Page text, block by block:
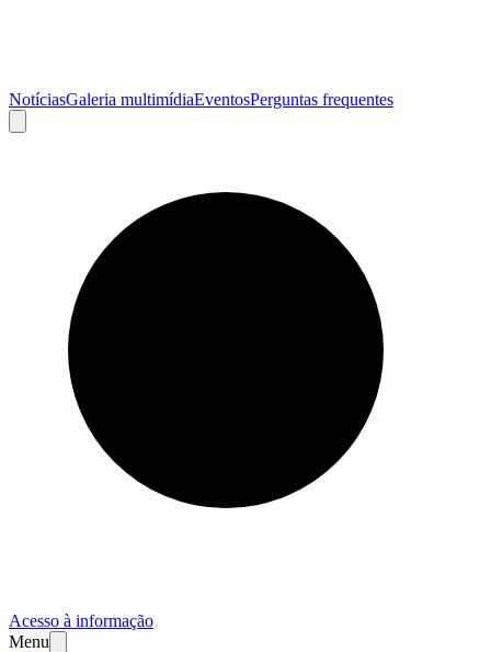
NotíciasGaleria multimídiaEventosPerguntas frequentes
Acesso à informação
Menu